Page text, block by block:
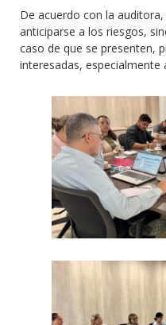
De acuerdo con la
anticiparse a los riesgos,
caso de que se presenten,
interesadas, especialmente